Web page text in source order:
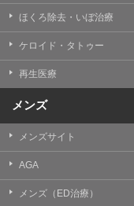
【基本理念】に規
③共同利用する者の
【利用目的】の達成
【外部委託について
TCBグループは、
おいて、取得情報
務委託先に委託す
いを委託する場合
正に管理されるよう
ほくろ除去・いぼ治療
ケロイド・タトゥー
再生医療
メンズ
メンズサイト
AGA
メンズ（ED治療）